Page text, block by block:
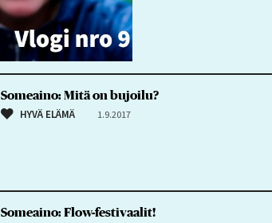
Someaino: Mitä on bujoilu?
HYVÄ ELÄMÄ 1.9.2017
Someaino: Flow-festivaalit!